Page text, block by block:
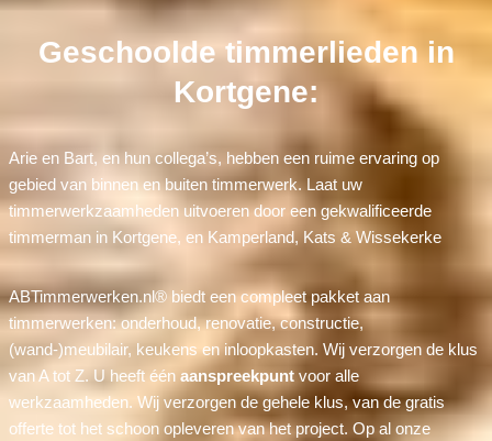
Geschoolde timmerlieden in
Kortgene:
Arie en Bart, en hun collega’s, hebben een ruime ervaring op
gebied van binnen en buiten timmerwerk. Laat uw
timmerwerkzaamheden uitvoeren door een gekwalificeerde
timmerman in Kortgene, en Kamperland, Kats & Wissekerke
ABTimmerwerken.nl® biedt een compleet pakket aan
timmerwerken: onderhoud, renovatie, constructie,
(wand-)meubilair, keukens en inloopkasten. Wij verzorgen de klus
van A tot Z. U heeft één aanspreekpuntvoor alle
werkzaamheden. Wij verzorgen de gehele klus, van de gratis
offerte tot het schoon opleveren van het project. Op al onze